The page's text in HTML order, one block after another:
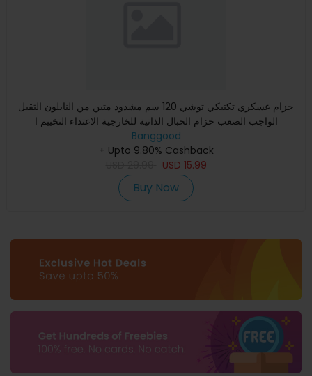
حزام عسكري تكتيكي توشي 120 سم مشدود متين من النايلون الثقيل
الواجب الصعب حزام الحبال الذاتية للخارجية الاعتداء التخييم ا
Banggood
+ Upto 9.80% Cashback
USD 15.99
Buy Now